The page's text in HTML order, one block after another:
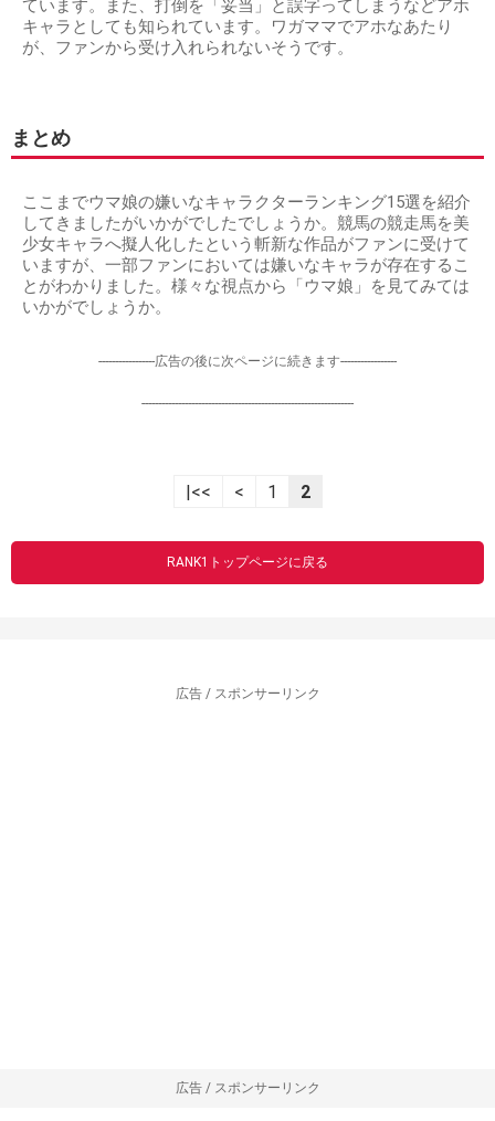
ています。また、打倒を「妥当」と誤字ってしまうなどアホ
キャラとしても知られています。ワガママでアホなあたり
が、ファンから受け入れられないそうです。
まとめ
ここまでウマ娘の嫌いなキャラクターランキング15選を紹介
してきましたがいかがでしたでしょうか。競馬の競走馬を美
少女キャラへ擬人化したという斬新な作品がファンに受けて
いますが、一部ファンにおいては嫌いなキャラが存在するこ
とがわかりました。様々な視点から「ウマ娘」を見てみては
いかがでしょうか。
-----------------広告の後に次ページに続きます-----------------
----------------------------------------------------------------
|<< < 1 2
RANK1トップページに戻る
広告 / スポンサーリンク
広告 / スポンサーリンク